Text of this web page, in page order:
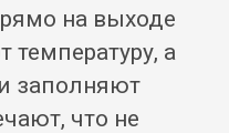
на выходе
температуру, а
заполняют
что не